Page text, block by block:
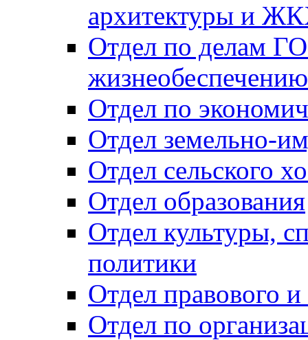
архитектуры и
Отдел по делам
Отдел по
Отдел земельно-
Отдел сельского
Отдел образования
Отдел культуры,
политики
Отдел правового
Отдел по